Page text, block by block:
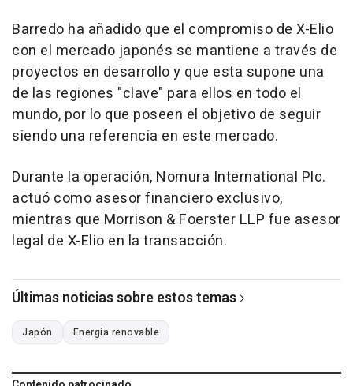
Barredo ha añadido que el compromiso de X-Elio
con el mercado japonés se mantiene a través de
proyectos en desarrollo y que esta supone una
de las regiones "clave" para ellos en todo el
mundo, por lo que poseen el objetivo de seguir
siendo una referencia en este mercado.
Durante la operación, Nomura International Plc.
actuó como asesor financiero exclusivo,
mientras que Morrison & Foerster LLP fue asesor
legal de X-Elio en la transacción.
Últimas noticias sobre estos temas
Japón Energía renovable